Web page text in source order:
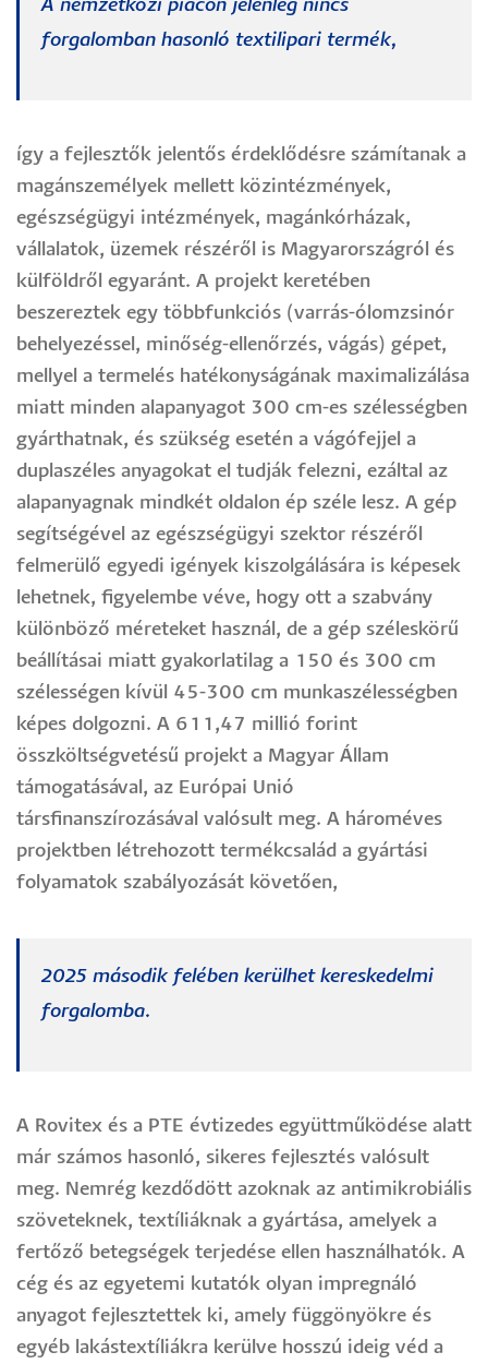
A nemzetközi piacon jelenleg nincs
forgalomban hasonló textilipari termék,
így a fejlesztők jelentős érdeklődésre számítanak a
magánszemélyek mellett közintézmények,
egészségügyi intézmények, magánkórházak,
vállalatok, üzemek részéről is Magyarországról és
külföldről egyaránt. A projekt keretében
beszereztek egy többfunkciós (varrás-ólomzsinór
behelyezéssel, minőség-ellenőrzés, vágás) gépet,
mellyel a termelés hatékonyságának maximalizálása
miatt minden alapanyagot 300 cm-es szélességben
gyárthatnak, és szükség esetén a vágófejjel a
duplaszéles anyagokat el tudják felezni, ezáltal az
alapanyagnak mindkét oldalon ép széle lesz. A gép
segítségével az egészségügyi szektor részéről
felmerülő egyedi igények kiszolgálására is képesek
lehetnek, figyelembe véve, hogy ott a szabvány
különböző méreteket használ, de a gép széleskörű
beállításai miatt gyakorlatilag a 150 és 300 cm
szélességen kívül 45-300 cm munkaszélességben
képes dolgozni. A 611,47 millió forint
összköltségvetésű projekt a Magyar Állam
támogatásával, az Európai Unió
társfinanszírozásával valósult meg. A hároméves
projektben létrehozott termékcsalád a gyártási
folyamatok szabályozását követően,
2025 második felében kerülhet kereskedelmi
forgalomba.
A Rovitex és a PTE évtizedes együttműködése alatt
már számos hasonló, sikeres fejlesztés valósult
meg. Nemrég kezdődött azoknak az antimikrobiális
szöveteknek, textíliáknak a gyártása, amelyek a
fertőző betegségek terjedése ellen használhatók. A
cég és az egyetemi kutatók olyan impregnáló
anyagot fejlesztettek ki, amely függönyökre és
egyéb lakástextíliákra kerülve hosszú ideig véd a